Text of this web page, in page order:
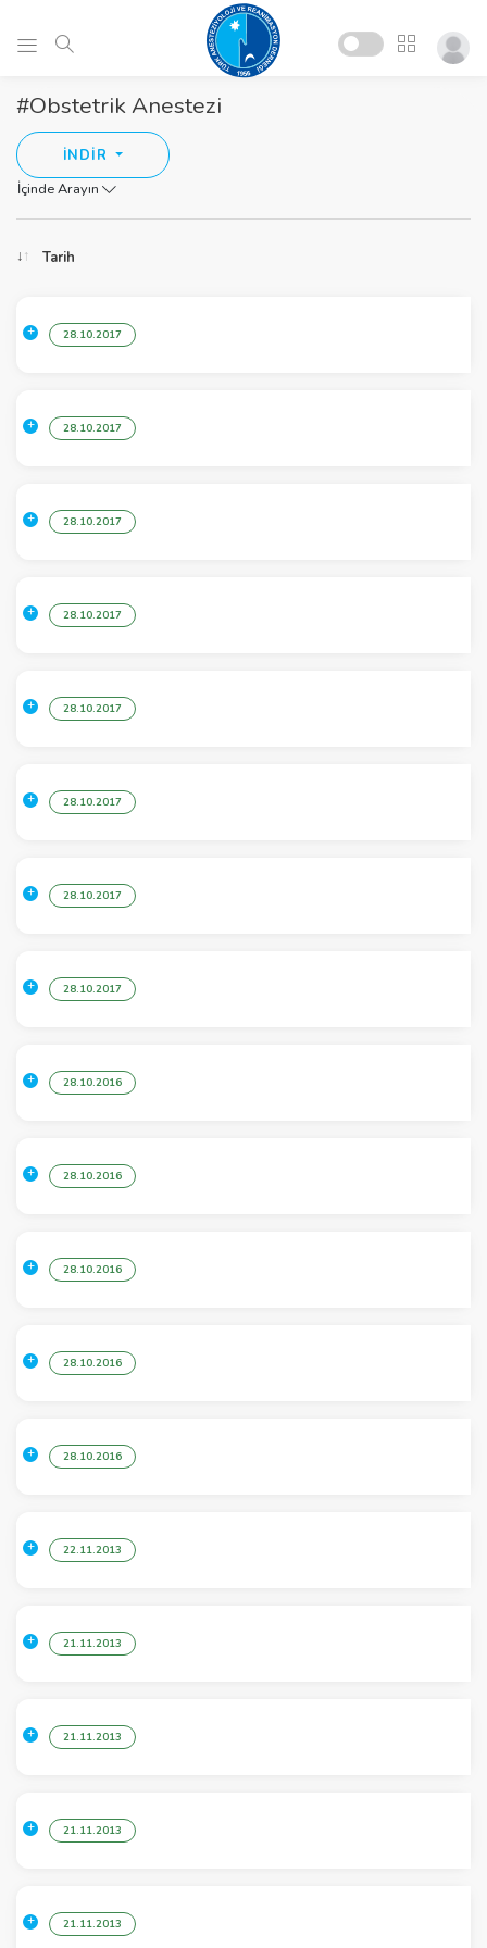
#Obstetrik Anestezi
İNDİR
İçinde Arayın
Tarih
28.10.2017
28.10.2017
28.10.2017
28.10.2017
28.10.2017
28.10.2017
28.10.2017
28.10.2017
28.10.2016
28.10.2016
28.10.2016
28.10.2016
28.10.2016
22.11.2013
21.11.2013
21.11.2013
21.11.2013
21.11.2013